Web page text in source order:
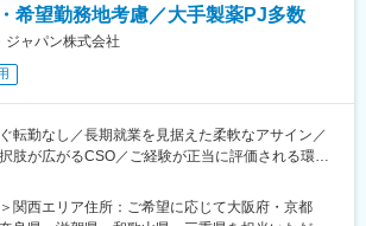
ージャーのほとんどは、MRからキャリアをチェン
バーです。担当マネージャーが定期的に面談を行
形成の相談等、伴走者として活躍をサポートしま
スキルレベルを上げるために様々な研修をご用意
価制度
します。つまり、やりがいや努力がきちんと報われ
っています。
経験に応じたプロジェクトに配属します。そのプ
に入り、メーカーからオファーを受けた場合、メ
希望勤務地考慮／大手製薬PJ多数
ジャパン株式会社
ぐ転勤なし／長期就業を見据えた柔軟なアサイン／
肢が広がるCSO／ご経験が正当に評価される環
関西エリア住所：ご希望に応じて大阪府・京都